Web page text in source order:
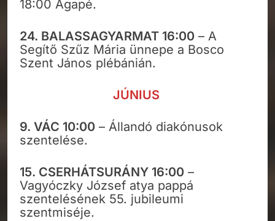
18:00 Agapé.
24. BALASSAGYARMAT 16:00 – A
Segítő Szűz Mária ünnepe a Bosco
Szent János plébánián.
JÚNIUS
9. VÁC 10:00 – Állandó diakónusok
szentelése.
15. CSERHÁTSURÁNY 16:00 –
Vagyóczky József atya pappá
szentelésének 55. jubileumi
szentmiséje.